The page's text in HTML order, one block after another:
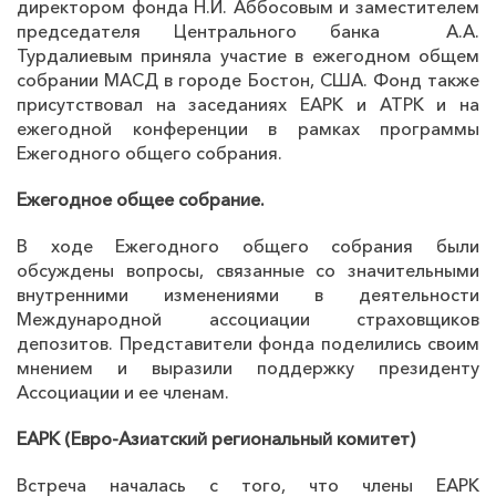
директором фонда Н.И. Аббосовым и заместителем
председателя Центрального банка
А.А.
Турдалиевым приняла участие в ежегодном общем
собрании МАСД в городе Бостон, США. Фонд также
присутствовал на заседаниях ЕАРК и АТРК и на
ежегодной конференции в рамках программы
Ежегодного общего собрания.
Ежегодное общее собрание.
В ходе Ежегодного общего собрания были
обсуждены вопросы, связанные со значительными
внутренними изменениями в деятельности
Международной ассоциации страховщиков
депозитов. Представители фонда поделились своим
мнением и выразили поддержку президенту
Ассоциации и ее членам.
ЕАРК (Евро-Азиатский региональный комитет)
Встреча началась с того, что члены ЕАРК